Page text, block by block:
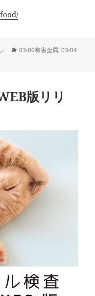
カ
03-00有害金属,03-04
版リリ